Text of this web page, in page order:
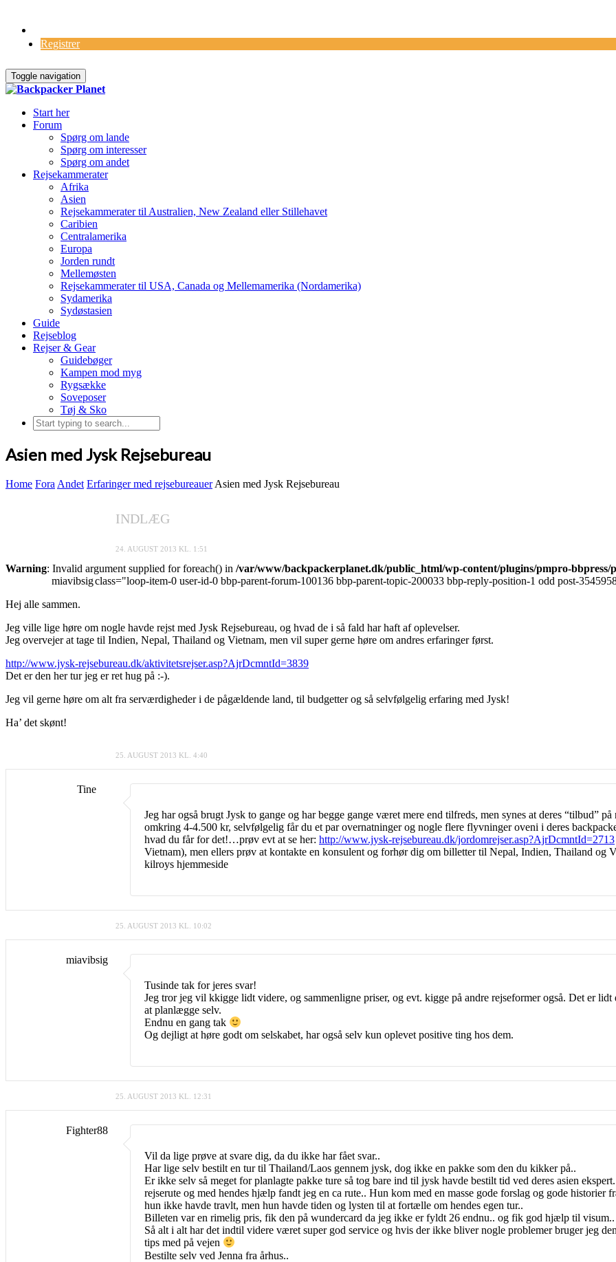
Registrer
Toggle navigation
Start her
Forum
Spørg om lande
Spørg om interesser
Spørg om andet
Rejsekammerater
Afrika
Asien
Rejsekammerater til Australien, New Zealand eller Stillehavet
Caribien
Centralamerika
Europa
Jorden rundt
Mellemøsten
Rejsekammerater til USA, Canada og Mellemamerika (Nordamerika)
Sydamerika
Sydøstasien
Guide
Rejseblog
Rejser & Gear
Guidebøger
Kampen mod myg
Rygsække
Soveposer
Tøj & Sko
Asien med Jysk Rejsebureau
Home Fora Andet Erfaringer med rejsebureauer Asien med Jysk Rejsebureau
INDLÆG
24. AUGUST 2013 KL. 1:51
Warning: Invalid argument supplied for foreach() in /var/www/backpackerplanet.dk/public_html/wp-content/plugins/pmpro-bbpress/
class="loop-item-0 user-id-0 bbp-parent-forum-100136 bbp-parent-topic-200033 bbp-reply-position-1 odd post-
miavibsig
Hej alle sammen.
Jeg ville lige høre om nogle havde rejst med Jysk Rejsebureau, og hvad de i så fald har haft af oplevelser.
Jeg overvejer at tage til Indien, Nepal, Thailand og Vietnam, men vil super gerne høre om andres erfaringer først.
http://www.jysk-rejsebureau.dk/aktivitetsrejser.asp?AjrDcmntId=3839
Det er den her tur jeg er ret hug på :-).
Jeg vil gerne høre om alt fra serværdigheder i de pågældende land, til budgetter og så selvfølgelig erfaring med Jysk!
Ha’ det skønt!
25. AUGUST 2013 KL. 4:40
Tine
Jeg har også brugt Jysk to gange og har begge gange været mere end tilfreds, men synes at deres “tilbud”
omkring 4-4.500 kr, selvfølgelig får du et par overnatninger og nogle flere flyvninger oveni i deres
hvad du får for det!…prøv evt at se her: http://www.jysk-rejsebureau.dk/jordomrejser.asp?AjrDcmntId=2713
Vietnam), men ellers prøv at kontakte en konsulent og forhør dig om billetter til Nepal, Indien, Thailand og
kilroys hjemmeside
25. AUGUST 2013 KL. 10:02
miavibsig
Tusinde tak for jeres svar!
Jeg tror jeg vil kkigge lidt videre, og sammenligne priser, og evt. kigge på andre rejseformer også. Det er
at planlægge selv.
Endnu en gang tak
Og dejligt at høre godt om selskabet, har også selv kun oplevet positive ting hos dem.
25. AUGUST 2013 KL. 12:31
Fighter88
Vil da lige prøve at svare dig, da du ikke har fået svar..
Har lige selv bestilt en tur til Thailand/Laos gennem jysk, dog ikke en pakke som den du kikker på..
Er ikke selv så meget for planlagte pakke ture så tog bare ind til jysk havde bestilt tid ved deres asien
rejserute og med hendes hjælp fandt jeg en ca rute.. Hun kom med en masse gode forslag og gode
hun ikke havde travlt, men hun havde tiden og lysten til at fortælle om hendes egen tur..
Billeten var en rimelig pris, fik den på wundercard da jeg ikke er fyldt 26 endnu.. og fik god hjælp til visum..
Så alt i alt har det indtil videre været super god service og hvis der ikke bliver nogle problemer bruger jeg
tips med på vejen
Bestilte selv ved Jenna fra århus..